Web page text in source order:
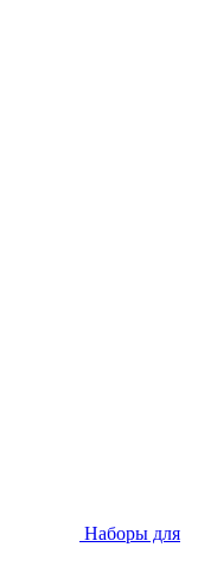
Наборы для